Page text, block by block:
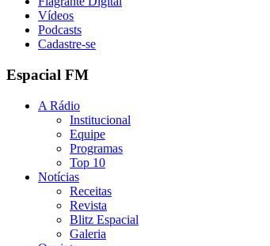
Vídeos
Podcasts
Cadastre-se
Espacial FM
A Rádio
Institucional
Equipe
Programas
Top 10
Notícias
Receitas
Revista
Blitz Espacial
Galeria